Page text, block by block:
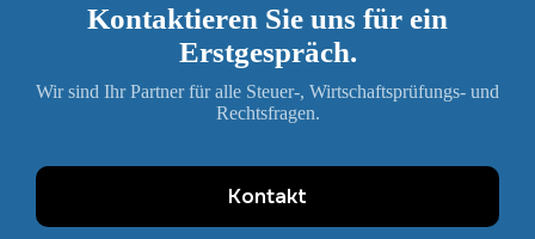
Kontaktieren Sie uns für ein
Erstgespräch.
Wir sind Ihr Partner für alle Steuer-, Wirtschaftsprüfungs- und
Rechtsfragen.
Kontakt